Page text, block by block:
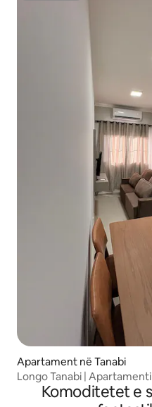
Apartament në Tanabi
Longo Tanabi | Apartamenti
kondicionuar
Komoditetet e